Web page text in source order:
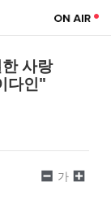
사랑
다인"
가